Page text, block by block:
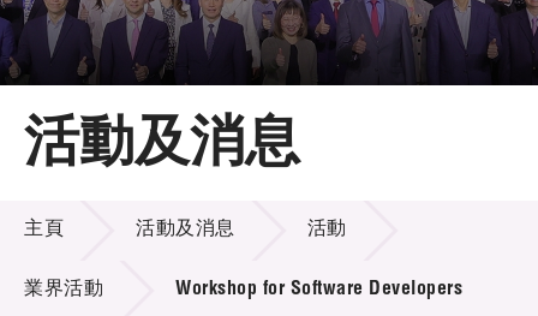
主頁
關於LSCM
技術商品化
項目及資助計劃
活動及消息
活動及消息
主頁 活動及消息 活動
業界活動 Workshop for Software Developers